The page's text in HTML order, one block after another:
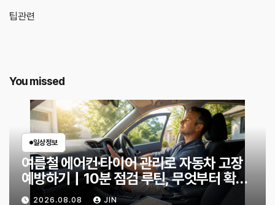
팁관련
You missed
일상정보
여름철 에어컨·타이어 관리로 자동차 고장
예방하기｜10분 점검 루틴, 무엇부터 확인
할까?
2026.08.08 JIN